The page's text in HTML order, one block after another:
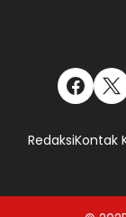
RedaksiKontak